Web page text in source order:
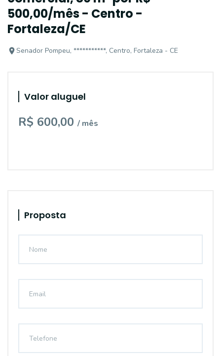
500,00/mês - Centro -
Fortaleza/CE
Senador Pompeu, ***********, Centro, Fortaleza - CE
Valor aluguel
R$ 600,00 / mês
Proposta